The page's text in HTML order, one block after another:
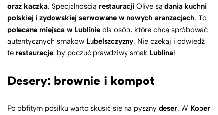
oraz kaczka. Specjalnością restauracji Olive są dania kuchni
polskiej i żydowskiej serwowane w nowych aranżacjach. To
polecane miejsca w Lublinie dla osób, które chcą spróbować
autentycznych smaków Lubelszczyzny. Nie czekaj i odwiedź
te restauracje, by poczuć prawdziwy smak Lublina!
Desery: brownie i kompot
Po obfitym posiłku warto skusić się na pyszny deser. W Koper